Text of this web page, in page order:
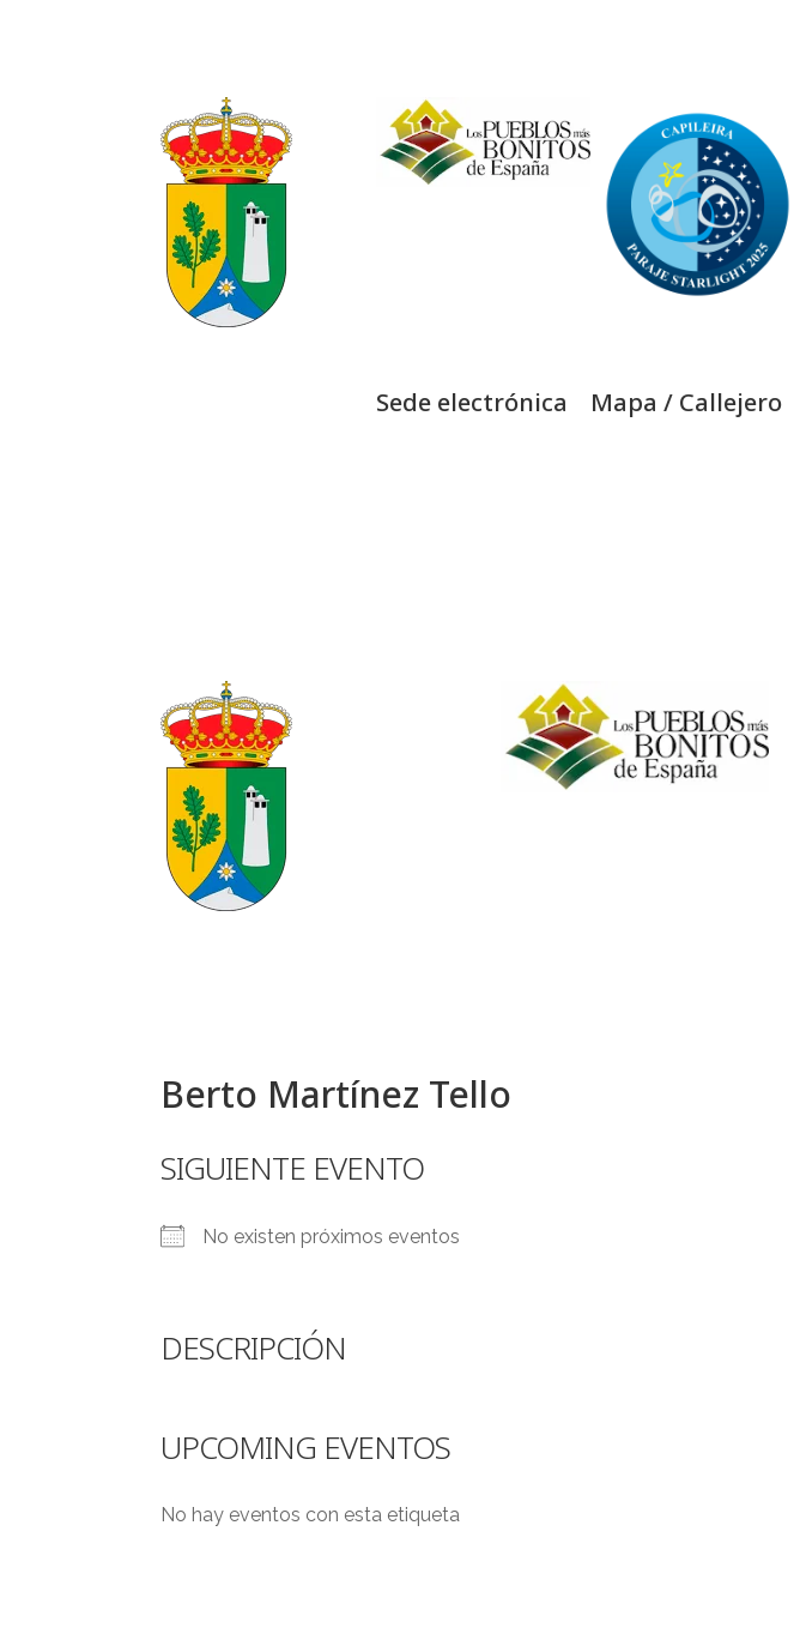
Sede electrónica Mapa / Callejero
Berto Martínez Tello
SIGUIENTE EVENTO
No existen próximos eventos
DESCRIPCIÓN
UPCOMING EVENTOS
No hay eventos con esta etiqueta